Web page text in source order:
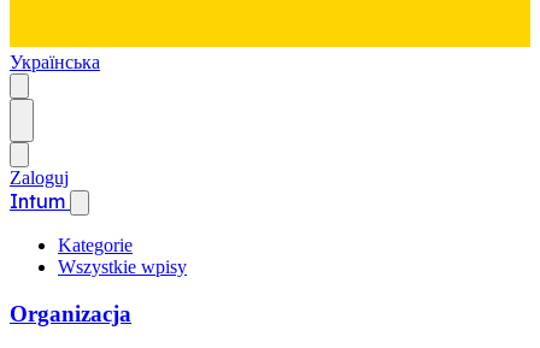
Українська
Zaloguj
Intum
Kategorie
Wszystkie wpisy
Organizacja